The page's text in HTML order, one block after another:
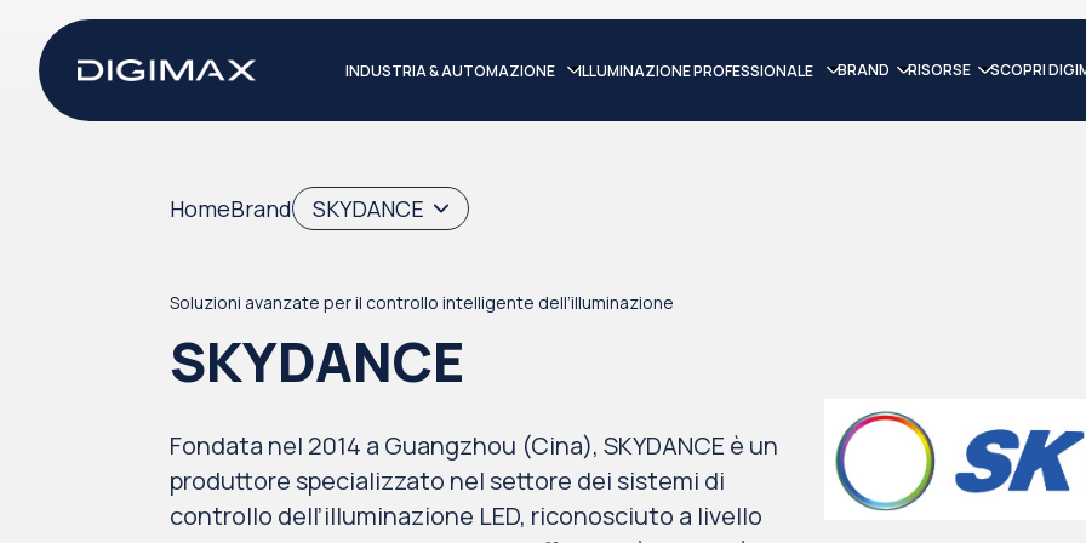
INDUSTRIA & AUTOMAZIONE ILLUMINAZIONE PROFESSIONALE BRAND RISORSE SCOPRI
HomeBrand SKYDANCE
Soluzioni avanzate per il controllo intelligente dell’illuminazione
SKYDANCE
Fondata nel 2014 a Guangzhou (Cina), SKYDANCE è un
produttore specializzato nel settore dei sistemi di
controllo dell’illuminazione LED, riconosciuto a livello